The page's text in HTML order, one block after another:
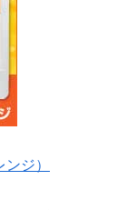
ジ）